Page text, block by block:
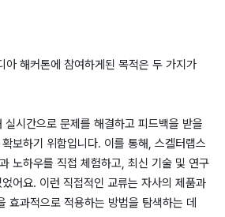
아 해커톤에 참여하게된 목적은 두 가지가
시간으로 문제를 해결하고 피드백을 받을
보하기 위함입니다. 이를 통해, 스켈터랩스
노하우를 직접 체험하고, 최신 기술 및 연구
어요. 이런 직접적인 교류는 자사의 제품과
효과적으로 적용하는 방법을 탐색하는 데